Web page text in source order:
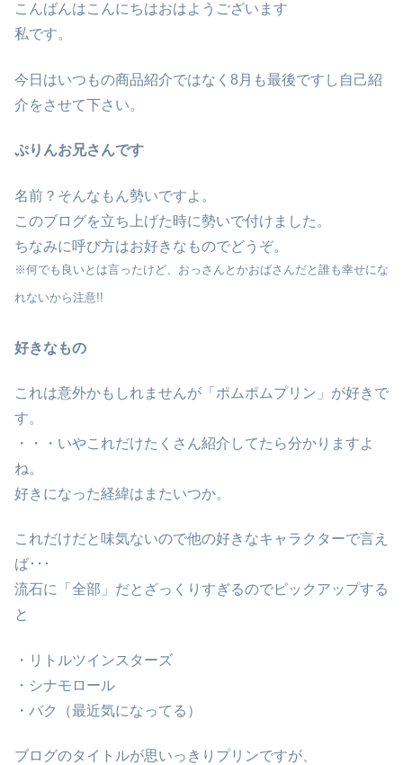
こんばんはこんにちはおはようございます
私です。
今日はいつもの商品紹介ではなく8月も最後ですし自己紹
介をさせて下さい。
ぷりんお兄さんです
名前？そんなもん勢いですよ。
このブログを立ち上げた時に勢いで付けました。
ちなみに呼び方はお好きなものでどうぞ。
※何でも良いとは言ったけど、おっさんとかおばさんだと誰も幸せにな
れないから注意!!
好きなもの
これは意外かもしれませんが「ポムポムプリン」が好きで
す。
・・・いやこれだけたくさん紹介してたら分かりますよ
ね。
好きになった経緯はまたいつか。
これだけだと味気ないので他の好きなキャラクターで言え
ば･･･
流石に「全部」だとざっくりすぎるのでピックアップする
と
・リトルツインスターズ
・シナモロール
・バク（最近気になってる）
ブログのタイトルが思いっきりプリンですが、